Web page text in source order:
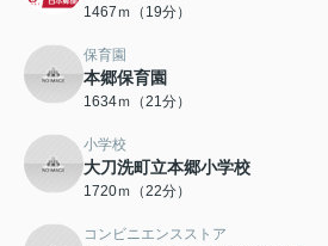
1467ｍ（19分）
保育園
本郷保育園
1634ｍ（21分）
小学校
大刀洗町立本郷小学校
1720ｍ（22分）
コンビニエンスストア